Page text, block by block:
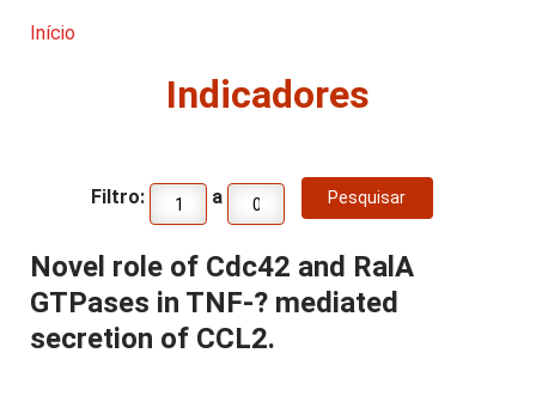
Início
Indicadores
Filtro: a
Novel role of Cdc42 and RalA
GTPases in TNF-? mediated
secretion of CCL2.